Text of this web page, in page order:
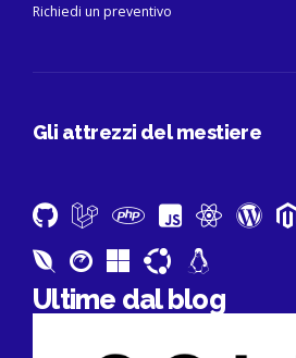
Richiedi un preventivo
Gli attrezzi del mestiere
Ultime dal blog